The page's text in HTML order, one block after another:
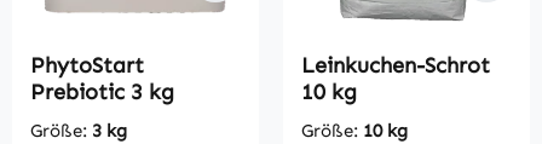
PhytoStart
Prebiotic 3 kg
Größe: 3 kg
Leinkuchen-Schrot
10 kg
Größe: 10 kg